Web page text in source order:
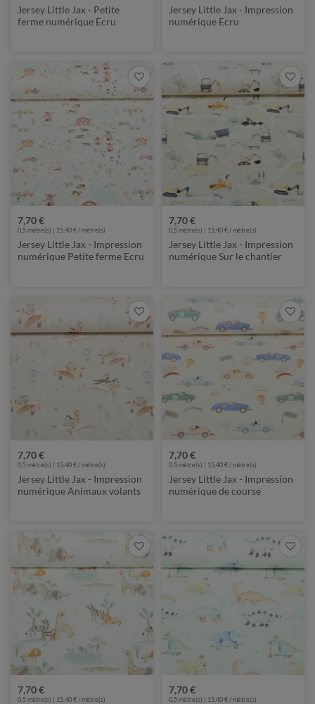
Jersey Little Jax - Petite
ferme numérique Ecru
Jersey Little Jax - Impression
numérique Ecru
7,70 €
0,5 mètre(s) | 15,40 € / mètre(s)
Jersey Little Jax - Impression
numérique Petite ferme Ecru
7,70 €
0,5 mètre(s) | 15,40 € / mètre(s)
Jersey Little Jax - Impression
numérique Sur le chantier
7,70 €
0,5 mètre(s) | 15,40 € / mètre(s)
Jersey Little Jax - Impression
numérique Animaux volants
7,70 €
0,5 mètre(s) | 15,40 € / mètre(s)
Jersey Little Jax - Impression
numérique de course
7,70 €
0,5 mètre(s) | 15,40 € / mètre(s)
7,70 €
0,5 mètre(s) | 15,40 € / mètre(s)